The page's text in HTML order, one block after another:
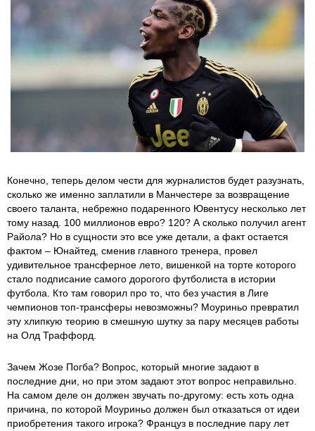
Конечно, теперь делом чести для журналистов будет разузнать,
сколько же именно заплатили в Манчестере за возвращение
своего таланта, небрежно подаренного Ювентусу несколько лет
тому назад. 100 миллионов евро? 120? А сколько получил агент
Райола? Но в сущности это все уже детали, а факт остается
фактом – Юнайтед, сменив главного тренера, провел
удивительное трансферное лето, вишенкой на торте которого
стало подписание самого дорогого футболиста в истории
футбола. Кто там говорил про то, что без участия в Лиге
чемпионов топ-трансферы невозможны? Моуриньо превратил
эту хлипкую теорию в смешную шутку за пару месяцев работы
на Олд Траффорд.
Зачем Жозе Погба? Вопрос, который многие задают в
последние дни, но при этом задают этот вопрос неправильно.
На самом деле он должен звучать по-другому: есть хоть одна
причина, по которой Моуриньо должен был отказаться от идеи
приобретения такого игрока? Француз в последние пару лет